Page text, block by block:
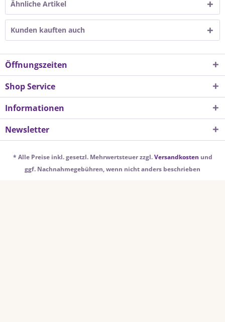
Ähnliche Artikel
Kunden kauften auch
Öffnungszeiten
Shop Service
Informationen
Newsletter
* Alle Preise inkl. gesetzl. Mehrwertsteuer zzgl.Versandkosten und
ggf. Nachnahmegebühren, wenn nicht anders beschrieben